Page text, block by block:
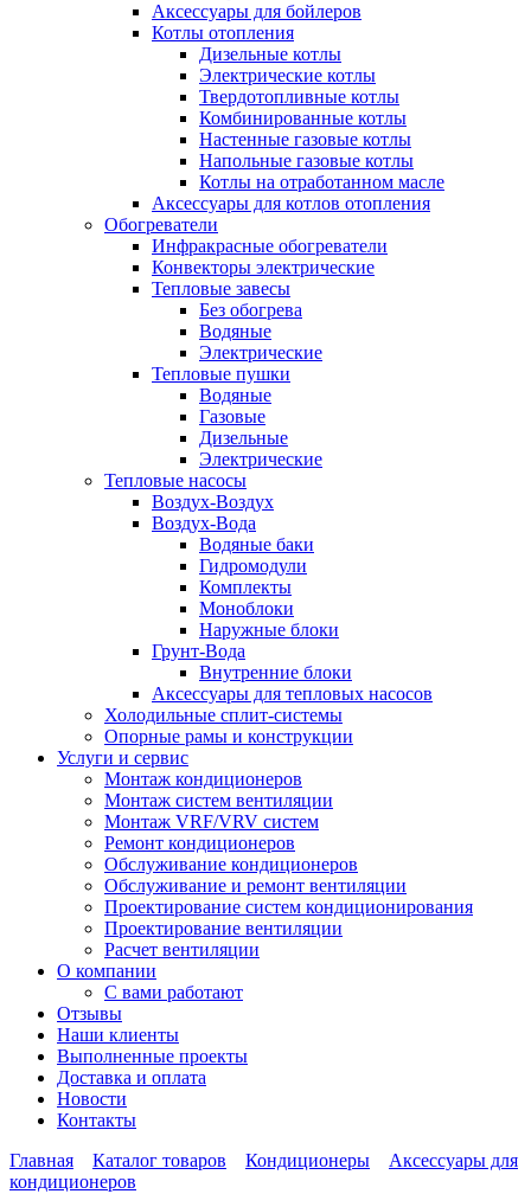
Аксессуары для бойлеров
Котлы отопления
Дизельные котлы
Электрические котлы
Твердотопливные котлы
Комбинированные котлы
Настенные газовые котлы
Напольные газовые котлы
Котлы на отработанном масле
Аксессуары для котлов отопления
Обогреватели
Инфракрасные обогреватели
Конвекторы электрические
Тепловые завесы
Без обогрева
Водяные
Электрические
Тепловые пушки
Водяные
Газовые
Дизельные
Электрические
Тепловые насосы
Воздух-Воздух
Воздух-Вода
Водяные баки
Гидромодули
Комплекты
Моноблоки
Наружные блоки
Грунт-Вода
Внутренние блоки
Аксессуары для тепловых насосов
Холодильные сплит-системы
Опорные рамы и конструкции
Услуги и сервис
Монтаж кондиционеров
Монтаж систем вентиляции
Монтаж VRF/VRV систем
Ремонт кондиционеров
Обслуживание кондиционеров
Обслуживание и ремонт вентиляции
Проектирование систем кондиционирования
Проектирование вентиляции
Расчет вентиляции
О компании
С вами работают
Отзывы
Наши клиенты
Выполненные проекты
Доставка и оплата
Новости
Контакты
Главная
Каталог товаров Кондиционеры
Аксессуары для
кондиционеров